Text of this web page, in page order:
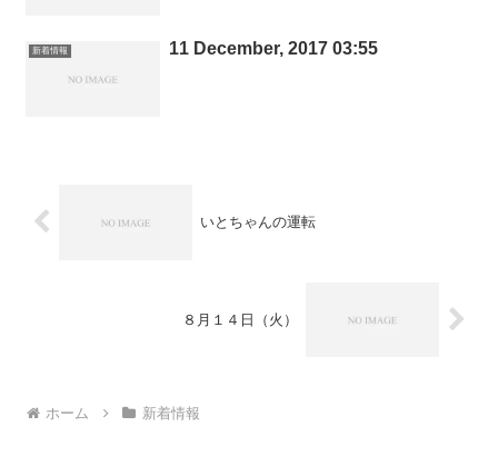
新着情報 11 December, 2017 03:55
いとちゃんの運転
８月１４日（火）
ホーム 新着情報